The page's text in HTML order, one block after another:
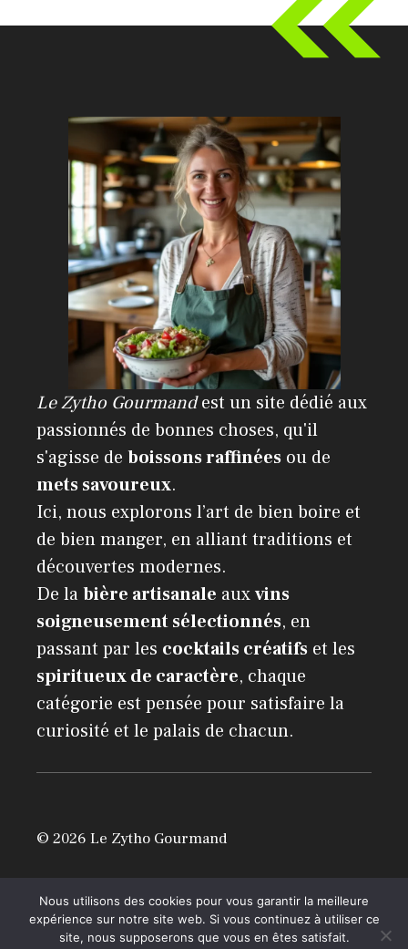
Le Zytho Gourmandest un site dédié aux
passionnés de bonnes choses, qu'il
s'agisse de boissons raffinées ou de
mets savoureux.
Ici, nous explorons l’art de bien boire et
de bien manger, en alliant traditions et
découvertes modernes.
De labière artisanale auxvins
soigneusement sélectionnés, en
passant par les cocktails créatifs et les
spiritueux de caractère, chaque
catégorie est pensée pour satisfaire la
curiosité et le palais de chacun.
© 2026 Le Zytho Gourmand
Nous utilisons des cookies pour vous garantir la meilleure
expérience sur notre site web. Si vous continuez à utiliser ce
site, nous supposerons que vous en êtes satisfait.